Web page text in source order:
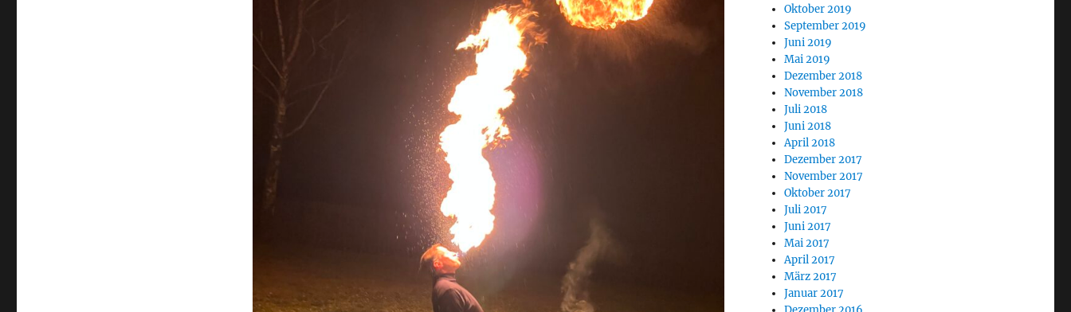
Oktober 2019
September 2019
Juni 2019
Mai 2019
Dezember 2018
November 2018
Juli 2018
Juni 2018
April 2018
Dezember 2017
November 2017
Oktober 2017
Juli 2017
Juni 2017
Mai 2017
April 2017
März 2017
Januar 2017